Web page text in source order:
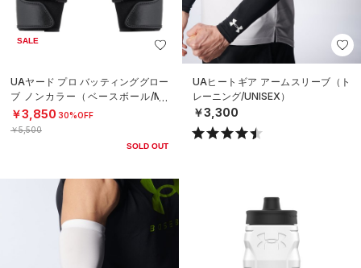
SALE
UAヤード プロ バッティンググロー
ブ ノンカラー（ベースボール/ME
N）
￥3,850 30%OFF
￥5,500
SOLD OUT
UAヒートギア アームスリーブ（ト
レーニング/UNISEX）
￥3,300